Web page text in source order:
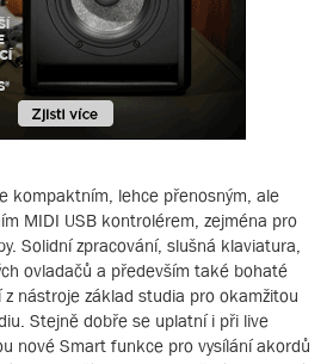
kompaktním, lehce přenosným, ale
MIDI USB kontrolérem, zejména pro
Solidní zpracování, slušná klaviatura,
ovladačů a především také bohaté
nástroje základ studia pro okamžitou
Stejně dobře se uplatní i při live
nové Smart funkce pro vysílání akordů